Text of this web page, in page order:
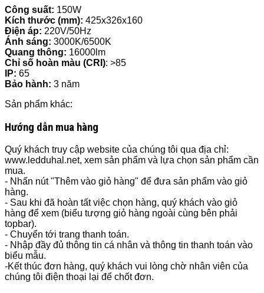
Công suất: 150W
Kích thước (mm): 425x326x160
Điện áp: 220V/50Hz
Ánh sáng: 3000K/6500K
Quang thông: 16000lm
Chỉ số hoàn màu (CRI): >85
IP: 65
Bảo hành: 3 năm
Sản phẩm khác:
Hướng dẫn mua hàng
Quý khách truy cập website của chúng tôi qua địa chỉ:
www.ledduhal.net, xem sản phẩm và lựa chọn sản phẩm cần
mua.
- Nhấn nút "Thêm vào giỏ hàng" để đưa sản phẩm vào giỏ
hàng.
- Sau khi đã hoàn tất việc chọn hàng, quý khách vào giỏ
hàng để xem (biểu tượng giỏ hàng ngoài cùng bên phải
topbar).
- Chuyển tới trang thanh toán.
- Nhập đầy đủ thông tin cá nhân và thông tin thanh toán vào
biểu mẫu.
-Kết thúc đơn hàng, quý khách vui lòng chờ nhân viên của
chúng tôi điện thoại lại để chốt đơn.